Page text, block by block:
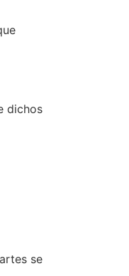
dichos
se